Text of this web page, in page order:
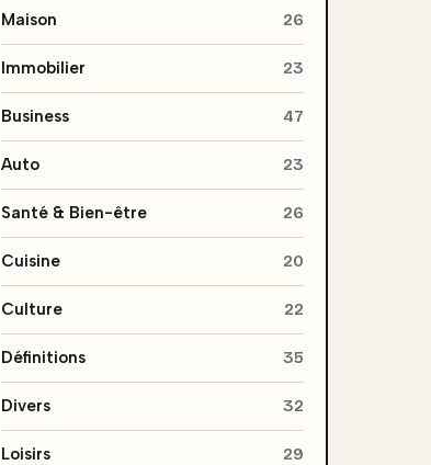
Maison 26
Immobilier 23
Business 47
Auto 23
Santé & Bien-être 26
Cuisine 20
Culture 22
Définitions 35
Divers 32
Loisirs 29